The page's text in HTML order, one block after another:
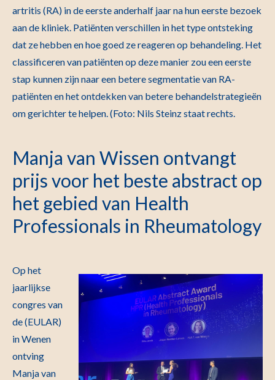
artritis (RA) in de eerste anderhalf jaar na hun eerste bezoek
aan de kliniek. Patiënten verschillen in het type ontsteking
dat ze hebben en hoe goed ze reageren op behandeling. Het
classificeren van patiënten op deze manier zou een eerste
stap kunnen zijn naar een betere segmentatie van RA-
patiënten en het ontdekken van betere behandelstrategieën
om gerichter te helpen. (Foto: Nils Steinz staat rechts.
Manja van Wissen ontvangt
prijs voor het beste abstract op
het gebied van Health
Professionals in Rheumatology
Op het
jaarlijkse
congres van
de (EULAR)
in Wenen
ontving
Manja van